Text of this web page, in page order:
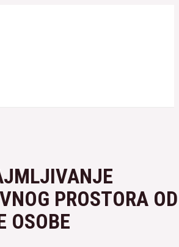
PROSTORA OD
OSOBE